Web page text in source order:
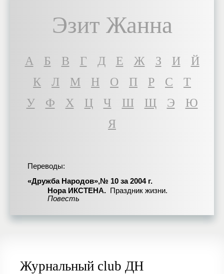
Эзит Жанна
A Б В Г Д Е Ж З И
Й
К
Л М Н О П Р С
Т
У
Ф Х Ц Ч Ш Щ Э
Ю
Я
Переводы:
«Дружба Народов»,№ 10 за 2004 г.
Нора ИКСТЕНА.
Праздник жизни.
Повесть
Журнальный club ДН